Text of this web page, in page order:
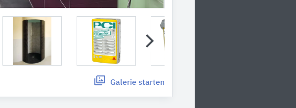
Galerie starten